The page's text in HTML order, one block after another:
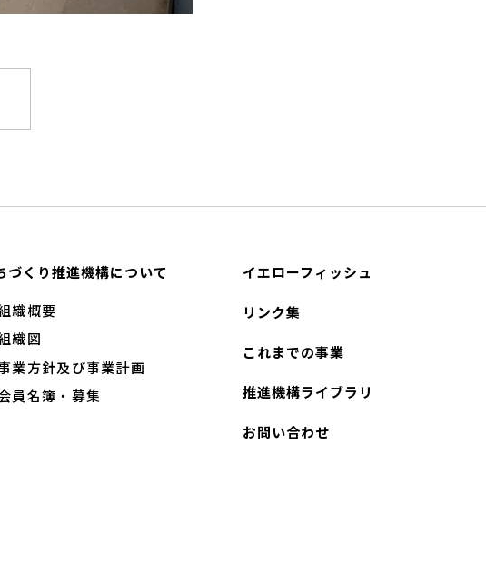
づくり推進機構について
織概要
織図
業方針及び事業計画
員名簿・募集
イエローフィッシュ
リンク集
これまでの事業
推進機構ライブラリ
お問い合わせ